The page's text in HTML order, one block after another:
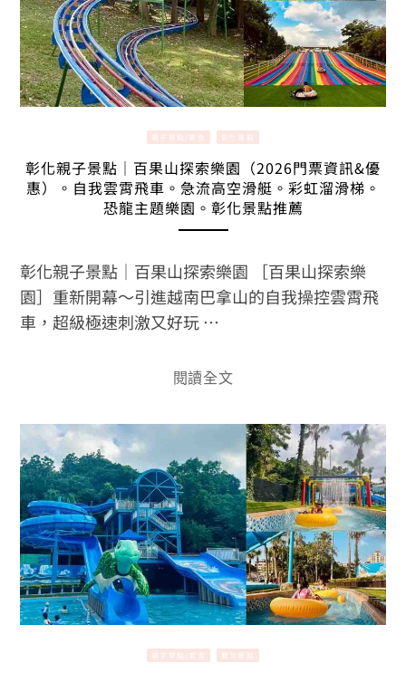
親子景點/美食 彰化景點
彰化親子景點｜百果山探索樂園（2026門票資訊&優
惠）。自我雲霄飛車。急流高空滑艇。彩虹溜滑梯。
恐龍主題樂園。彰化景點推薦
彰化親子景點｜百果山探索樂園 ［百果山探索樂
園］重新開幕～引進越南巴拿山的自我操控雲霄飛
車，超級極速刺激又好玩 …
閱讀全文
親子景點/美食 雙北景點